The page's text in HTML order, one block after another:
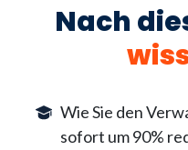
Nach
Wie Sie den
sofort um 90%